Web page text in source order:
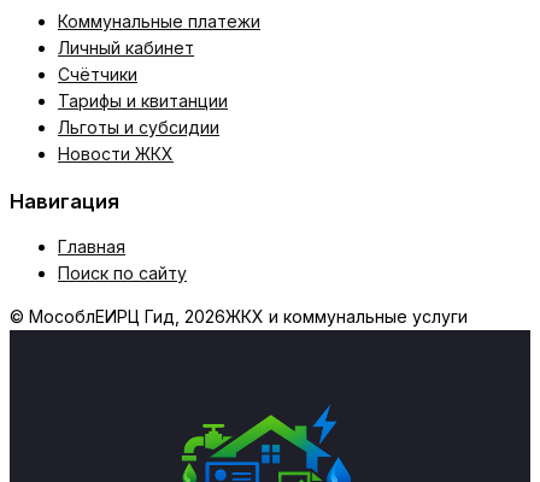
Коммунальные платежи
Личный кабинет
Счётчики
Тарифы и квитанции
Льготы и субсидии
Новости ЖКХ
Навигация
Главная
Поиск по сайту
© МособлЕИРЦ Гид, 2026ЖКХ и коммунальные услуги